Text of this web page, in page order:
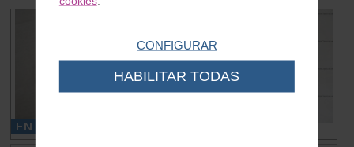
CONFIGURAR
HABILITAR TODAS